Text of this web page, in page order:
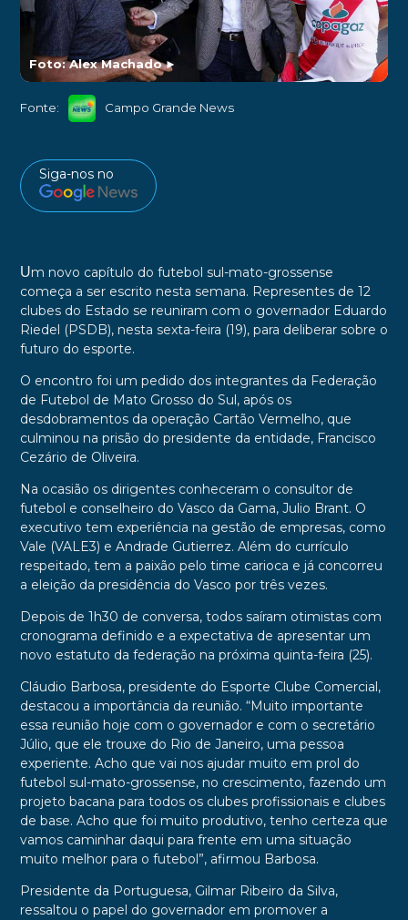
Foto: Alex Machado►
Fonte: Campo Grande News
Siga-nos no
Um novo capítulo do futebol sul-mato-grossense
começa a ser escrito nesta semana. Representes de 12
clubes do Estado se reuniram com o governador Eduardo
Riedel (PSDB), nesta sexta-feira (19), para deliberar sobre o
futuro do esporte.
O encontro foi um pedido dos integrantes da Federação
de Futebol de Mato Grosso do Sul, após os
desdobramentos da operação Cartão Vermelho, que
culminou na prisão do presidente da entidade, Francisco
Cezário de Oliveira.
Na ocasião os dirigentes conheceram o consultor de
futebol e conselheiro do Vasco da Gama, Julio Brant. O
executivo tem experiência na gestão de empresas, como
Vale (VALE3) e Andrade Gutierrez. Além do currículo
respeitado, tem a paixão pelo time carioca e já concorreu
a eleição da presidência do Vasco por três vezes.
Depois de 1h30 de conversa, todos saíram otimistas com
cronograma definido e a expectativa de apresentar um
novo estatuto da federação na próxima quinta-feira (25).
Cláudio Barbosa, presidente do Esporte Clube Comercial,
destacou a importância da reunião. “Muito importante
essa reunião hoje com o governador e com o secretário
Júlio, que ele trouxe do Rio de Janeiro, uma pessoa
experiente. Acho que vai nos ajudar muito em prol do
futebol sul-mato-grossense, no crescimento, fazendo um
projeto bacana para todos os clubes profissionais e clubes
de base. Acho que foi muito produtivo, tenho certeza que
vamos caminhar daqui para frente em uma situação
muito melhor para o futebol”, afirmou Barbosa.
Presidente da Portuguesa, Gilmar Ribeiro da Silva,
ressaltou o papel do governador em promover a